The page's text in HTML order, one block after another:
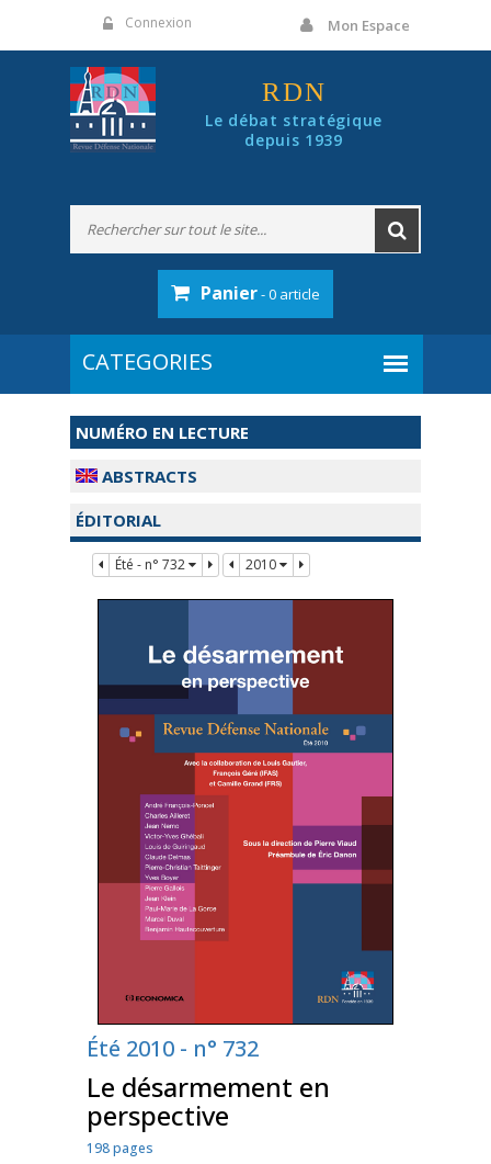
Connexion Mon Espace
RDN
Le débat stratégique
depuis 1939
Panier- 0 article
NUMÉRO EN LECTURE
ABSTRACTS
ÉDITORIAL
Été - n° 732 2010
Été 2010 - n° 732
Le désarmement en
perspective
198 pages